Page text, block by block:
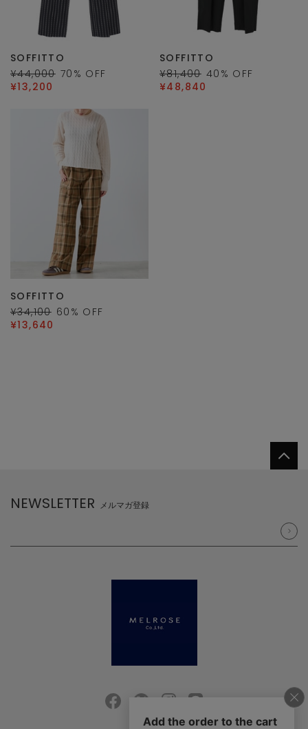
SOFFITTO
¥44,000 70 % OFF
¥13,200
SOFFITTO
¥81,400 40 % OFF
¥48,840
SOFFITTO
¥34,100 60 % OFF
¥13,640
NEWSLETTER メルマガ登録